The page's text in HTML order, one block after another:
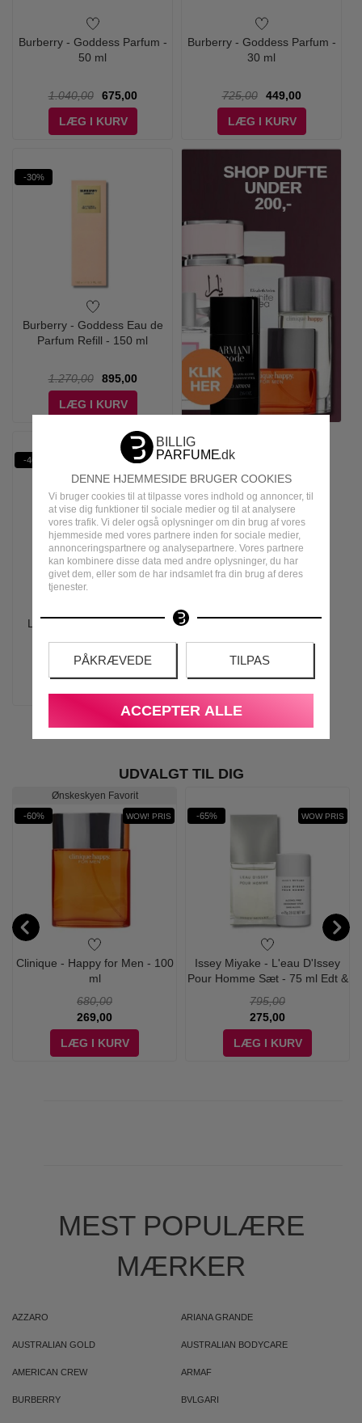
DENNE HJEMMESIDE BRUGER COOKIES
Vi bruger cookies til at tilpasse vores indhold og annoncer, til
at vise dig funktioner til sociale medier og til at analysere
vores trafik. Vi deler også oplysninger om din brug af vores
hjemmeside med vores partnere inden for sociale medier,
annonceringspartnere og analysepartnere. Vores partnere
kan kombinere disse data med andre oplysninger, du har
givet dem, eller som de har indsamlet fra din brug af deres
tjenester.
PÅKRÆVEDE TILPAS
ACCEPTER ALLE
Burberry - Goddess Parfum -
50 ml
1.040,00
675,00
LÆG I KURV
Burberry - Goddess Parfum -
30 ml
725,00
449,00
LÆG I KURV
-30%
Burberry - Goddess Eau de
Parfum Refill - 150 ml
1.270,00
895,00
LÆG I KURV
-46%
Lionheart Woman Eau de
550,00
298,95
UDVALGT TIL DIG
Ønskeskyen Favorit
-60% WOW! PRIS
Clinique - Happy for Men - 100
ml
680,00
269,00
LÆG I KURV
-65% WOW PRIS
Issey Miyake - L'eau D'Issey
Pour Homme Sæt - 75 ml Edt &
795,00
275,00
LÆG I KURV
MEST POPULÆRE
MÆRKER
AZZARO ARIANA GRANDE
AUSTRALIAN GOLD AUSTRALIAN BODYCARE
AMERICAN CREW ARMAF
BURBERRY BVLGARI